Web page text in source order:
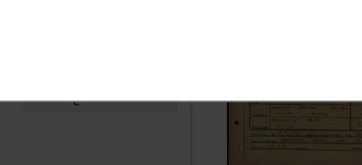
e